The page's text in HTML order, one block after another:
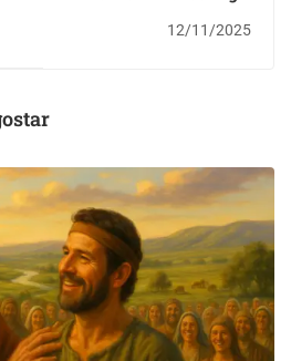
12/11/2025